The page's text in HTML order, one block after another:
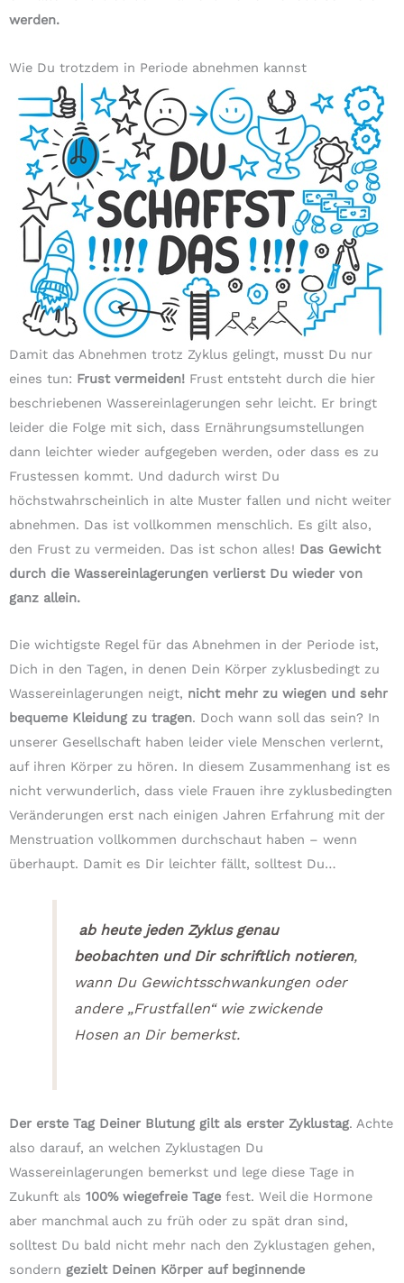
werden.
Wie Du trotzdem in Periode abnehmen kannst
Damit das Abnehmen trotz Zyklus gelingt, musst Du nur
eines tun: Frust vermeiden! Frust entsteht durch die hier
beschriebenen Wassereinlagerungen sehr leicht. Er bringt
leider die Folge mit sich, dass Ernährungsumstellungen
dann leichter wieder aufgegeben werden, oder dass es zu
Frustessen kommt. Und dadurch wirst Du
höchstwahrscheinlich in alte Muster fallen und nicht weiter
abnehmen. Das ist vollkommen menschlich. Es gilt also,
den Frust zu vermeiden. Das ist schon alles! Das Gewicht
durch die Wassereinlagerungen verlierst Du wieder von
ganz allein.
Die wichtigste Regel für das Abnehmen in der Periode ist,
Dich in den Tagen, in denen Dein Körper zyklusbedingt zu
Wassereinlagerungen neigt, nicht mehr zu wiegen und sehr
bequeme Kleidung zu tragen. Doch wann soll das sein? In
unserer Gesellschaft haben leider viele Menschen verlernt,
auf ihren Körper zu hören. In diesem Zusammenhang ist es
nicht verwunderlich, dass viele Frauen ihre zyklusbedingten
Veränderungen erst nach einigen Jahren Erfahrung mit der
Menstruation vollkommen durchschaut haben – wenn
überhaupt. Damit es Dir leichter fällt, solltest Du…
ab heute jeden Zyklus genau
beobachten und Dir schriftlich notieren,
wann Du Gewichtsschwankungen oder
andere „Frustfallen“ wie zwickende
Hosen an Dir bemerkst.
Der erste Tag Deiner Blutung gilt als erster Zyklustag. Achte
also darauf, an welchen Zyklustagen Du
Wassereinlagerungen bemerkst und lege diese Tage in
Zukunft als 100% wiegefreie Tage fest. Weil die Hormone
aber manchmal auch zu früh oder zu spät dran sind,
solltest Du bald nicht mehr nach den Zyklustagen gehen,
sondern gezielt Deinen Körper auf beginnende